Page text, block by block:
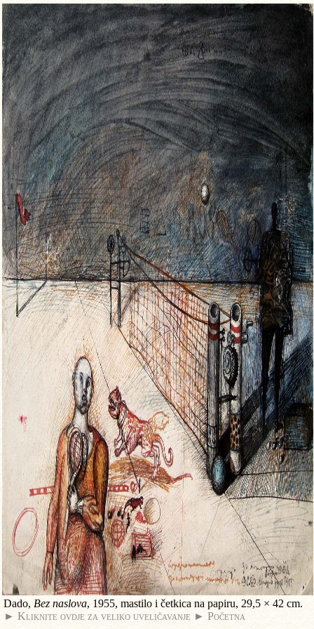
Dado, Bez naslova, 1955, mastilo i četkica na papiru, 29,5 × 42 cm.
► Kliknite ovdje za veliko uveličavanje ► Početna